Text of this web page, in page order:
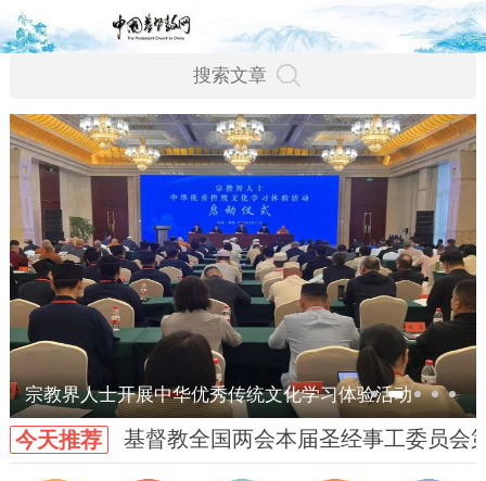
宗教界人士开展中华优秀传统文化学习体验活动
今天推荐 基督教全国两会本届圣经事工委员会